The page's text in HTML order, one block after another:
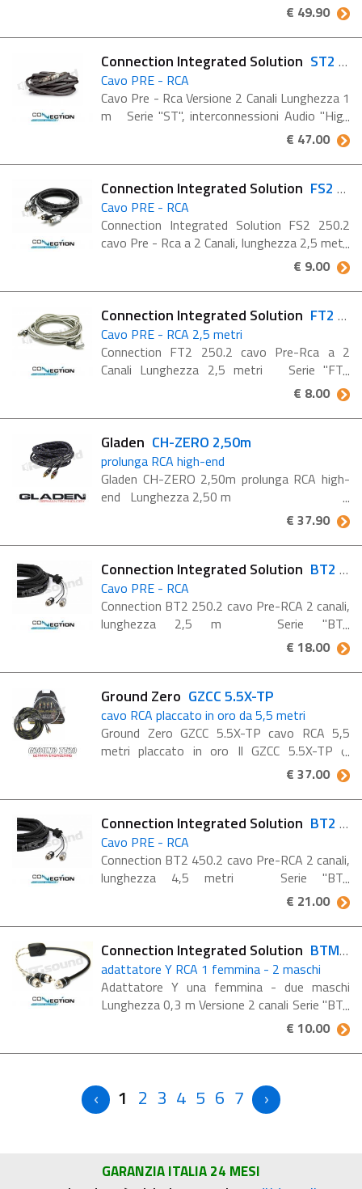
€ 49.90
Connection Integrated Solution ST2 100.1
Cavo PRE - RCA
Cavo Pre - Rca Versione 2 Canali Lunghezza 1
m Serie "ST", interconnessioni Audio "High
Resolution" La guaina di ruvestineto in
€ 47.00
Connection Integrated Solution FS2 250.2
Cavo PRE - RCA
Connection Integrated Solution FS2 250.2
cavo Pre - Rca a 2 Canali, lunghezza 2,5 metri
Serie "FS2", interconnessioni audio High
Value La guaina di rivestimento Soft Touch
rende ...
€ 9.00
Connection Integrated Solution FT2 250.2
Cavo PRE - RCA 2,5 metri
Connection FT2 250.2 cavo Pre-Rca a 2
Canali Lunghezza 2,5 metri Serie "FT",
interconnessione Audio Guaina di
rivestimento esterno ad elevata trasparenza
La coppia di conduttori ...
€ 8.00
Gladen CH-ZERO 2,50m
prolunga RCA high-end
Gladen CH-ZERO 2,50m prolunga RCA high-
end Lunghezza 2,50 m
€ 37.90
Connection Integrated Solution BT2 250.2
Cavo PRE - RCA
Connection BT2 250.2 cavo Pre-RCA 2 canali,
lunghezza 2,5 m Serie "BT",
interconnnnesioni Audio ad alta efficienza e
versalità La guaina di rivestimento Soft
Touch rende ...
€ 18.00
Ground Zero GZCC 5.5X-TP
cavo RCA placcato in oro da 5,5 metri
Ground Zero GZCC 5.5X-TP cavo RCA 5,5
metri placcato in oro Il GZCC 5.5X-TP di
Ground Zero è un cavo RCA con una
lunghezza impressionante di 5,5 metri. I
connettori sono in metallo con scanalatura, ...
€ 37.00
Connection Integrated Solution BT2 450.2
Cavo PRE - RCA
Connection BT2 450.2 cavo Pre-RCA 2 canali,
lunghezza 4,5 metri Serie "BT",
interconnnnesioni Audio ad alta efficienza e
versalità La guaina di rivestimento Soft
Touch ...
€ 21.00
Connection Integrated Solution BTM 030.2
adattatore Y RCA 1 femmina - 2 maschi
Adattatore Y una femmina - due maschi
Lunghezza 0,3 m Versione 2 canali Serie "BT",
interconnnnesioni Audio ad alta efficienza e
versalità La guaina di rivestimento Soft
Touch ...
€ 10.00
1 2 3 4 5 6 7
GARANZIA ITALIA 24 MESI